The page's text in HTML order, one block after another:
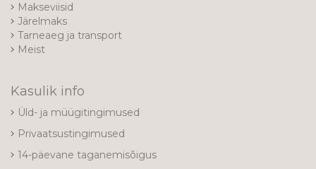
Makseviisid
Järelmaks
Tarneaeg ja transport
Meist
Kasulik info
Üld- ja müügitingimused
Privaatsustingimused
14-päevane taganemisõigus